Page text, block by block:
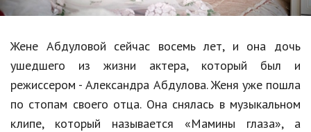
Авто, мото
Спорт
Знаменитости
Статьи
Жене Абдуловой сейчас восемь лет, и она дочь
ушедшего из жизни актера, который был и
режиссером - Александра Абдулова. Женя уже пошла
по стопам своего отца. Она снялась в музыкальном
клипе, который называется «Мамины глаза», а